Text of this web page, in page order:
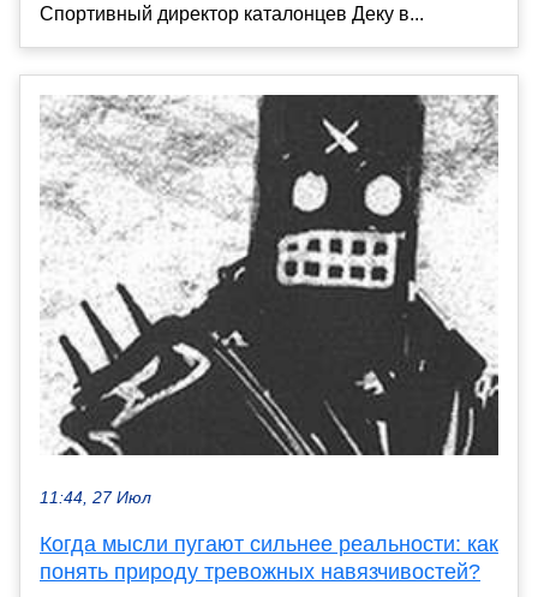
Спортивный директор каталонцев Деку в...
11:44, 27 Июл
Когда мысли пугают сильнее реальности: как
понять природу тревожных навязчивостей?